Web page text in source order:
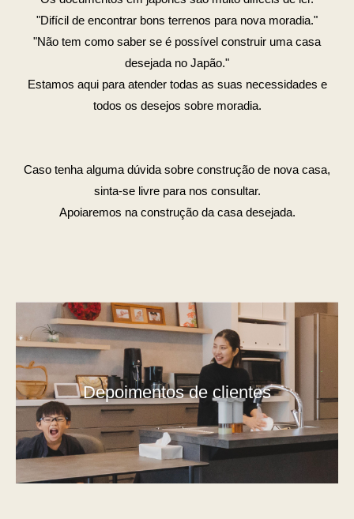
"Difícil de encontrar bons terrenos para nova moradia."
"Não tem como saber se é possível construir uma casa
desejada no Japão."
Estamos aqui para atender todas as suas necessidades e
todos os desejos sobre moradia.
Caso tenha alguma dúvida sobre construção de nova casa,
sinta-se livre para nos consultar.
Apoiaremos na construção da casa desejada.
Depoimentos de clientes